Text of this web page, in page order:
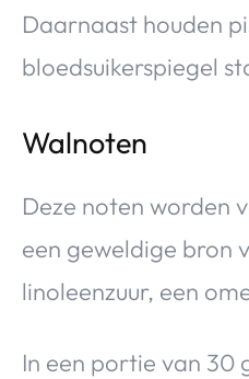
Daarnaast houden
bloedsuikerspiegel
Walnoten
Deze noten worden
een geweldige bron
linoleenzuur, een
In een portie van 30